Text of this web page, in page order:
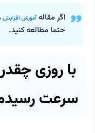
اگر مقالهآموزش
حتما مطالعه کنید.
با روزی
سرعت